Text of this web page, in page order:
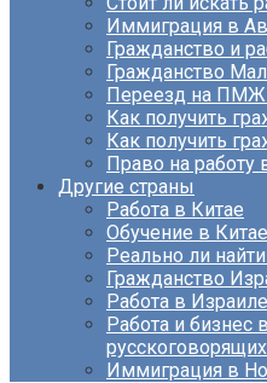
Иммиграция в
Гражданство и
Гражданство
Переезд на
Как получить
Как получить
Право на работу
Другие страны
Работа в Китае
Обучение в
Реально ли
Гражданство
Работа в Израиле
Работа и бизнес
русскоговорящих
Иммиграция в